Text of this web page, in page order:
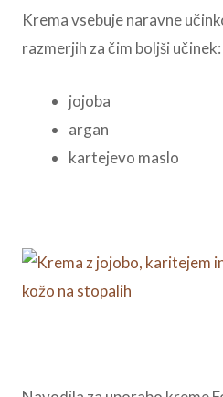
Krema vsebuje naravne
razmerjih za čim boljši učinek:
jojoba
argan
kartejevo maslo